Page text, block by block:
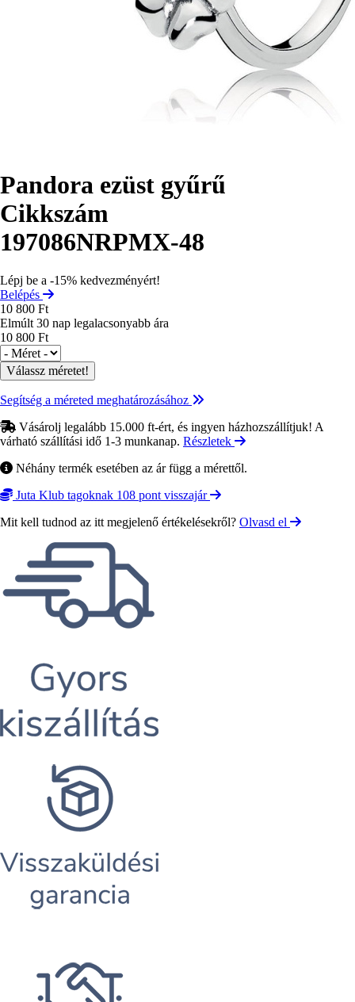
Pandora ezüst gyűrű
Cikkszám
197086NRPMX-48
Lépj be a -15% kedvezményért!
Belépés
10 800 Ft
Elmúlt 30 nap legalacsonyabb ára
10 800 Ft
Méret
Segítség a méreted meghatározásához
Vásárolj legalább 15.000 ft-ért, és ingyen házhozszállítjuk! A
várható szállítási idő 1-3 munkanap. Részletek
Néhány termék esetében az ár függ a mérettől.
Juta Klub tagoknak 108 pont visszajár
Mit kell tudnod az itt megjelenő értékelésekről? Olvasd el